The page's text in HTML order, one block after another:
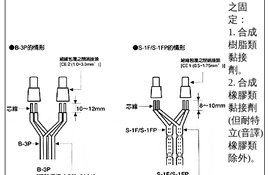
之固
定：
1. 合成
樹脂類
黏接
劑。
2. 合成
橡膠類
黏接劑
(但耐特
立(音譯)
橡膠類
除外)。